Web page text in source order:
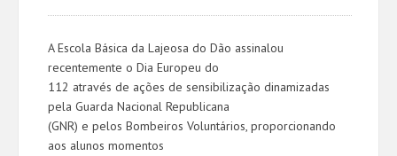
A Escola Básica da Lajeosa do Dão assinalou
recentemente o Dia Europeu do
112 através de ações de sensibilização dinamizadas
pela Guarda Nacional Republicana
(GNR) e pelos Bombeiros Voluntários, proporcionando
aos alunos momentos